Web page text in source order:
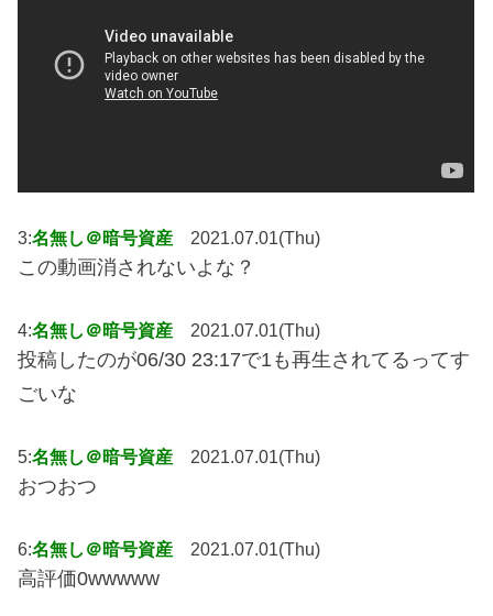
3:名無し＠暗号資産 2021.07.01(Thu)
この動画消されないよな？
4:名無し＠暗号資産 2021.07.01(Thu)
投稿したのが06/30 23:17で1も再生されてるってす
ごいな
5:名無し＠暗号資産 2021.07.01(Thu)
おつおつ
6:名無し＠暗号資産 2021.07.01(Thu)
高評価0wwwww